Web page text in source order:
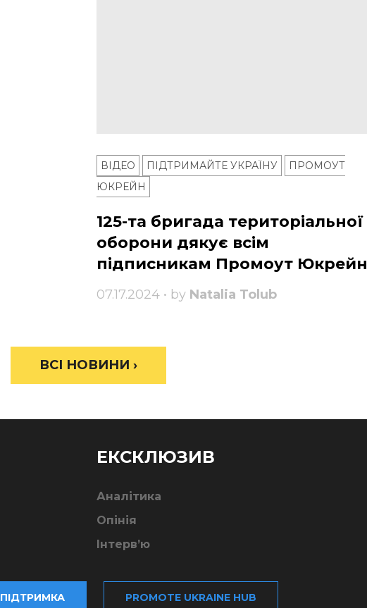
ВІДЕО ПІДТРИМАЙТЕ УКРАЇНУ
ПРОМОУТ
ЮКРЕЙН
125-та бригада територіальної
оборони дякує всім
підписникам Промоут Юкрейн
07.17.2024 • by Natalia Tolub
ВСІ НОВИНИ ›
ЕКСКЛЮЗИВ
Аналітика
Опінія
Інтерв’ю
ПІДТРИМКА PROMOTE UKRAINE HUB